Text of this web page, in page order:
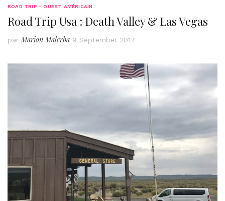
ROAD TRIP - OUEST AMÉRICAIN
Road Trip Usa : Death Valley & Las Vegas
par Marion Malerba 9 September 2017